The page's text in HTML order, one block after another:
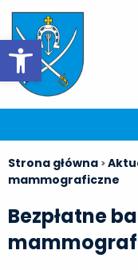
Otwórz pasek narzędzi
Strona główna >
mammograficzne
Bezpłatne